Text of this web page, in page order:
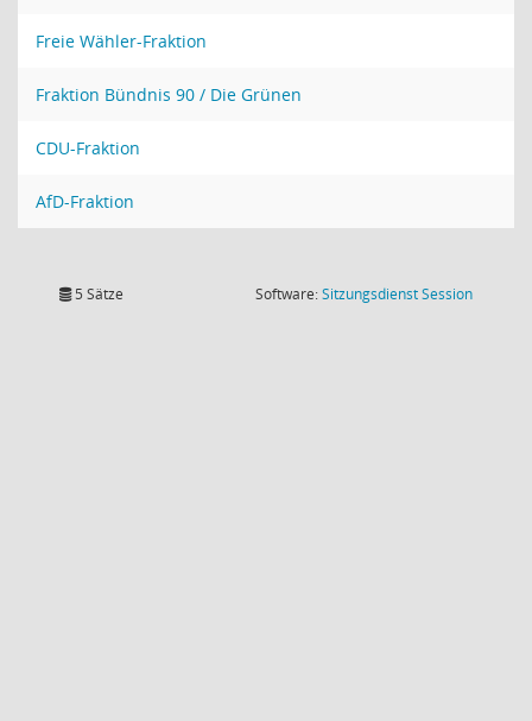
Freie Wähler-Fraktion
Fraktion Bündnis 90 / Die Grünen
CDU-Fraktion
AfD-Fraktion
5 Sätze Software:SitzungsdienstSession(Wird in